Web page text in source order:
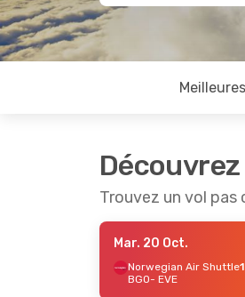
Trouvez un vol
Mar. 20 Oct.
Norwegian Air Shuttle
BGO- EVE